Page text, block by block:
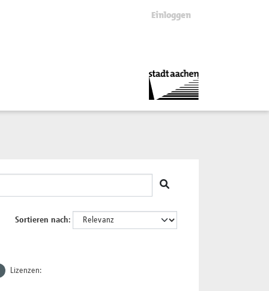
Einloggen
Sortieren nach
Lizenzen: